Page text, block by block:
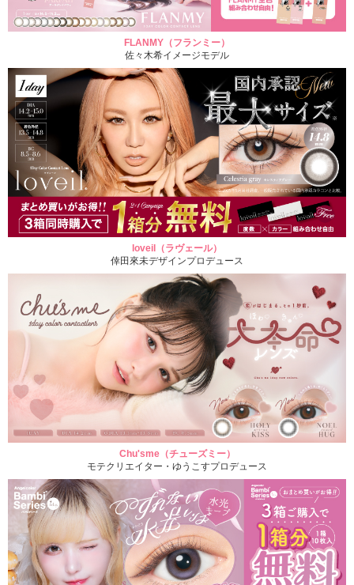
FLANMY（フランミー）
佐々木希イメージモデル
loveil（ラヴェール）
倖田來未デザインプロデュース
Chu'sme（チューズミー）
モテクリエイター・ゆうこすプロデュース